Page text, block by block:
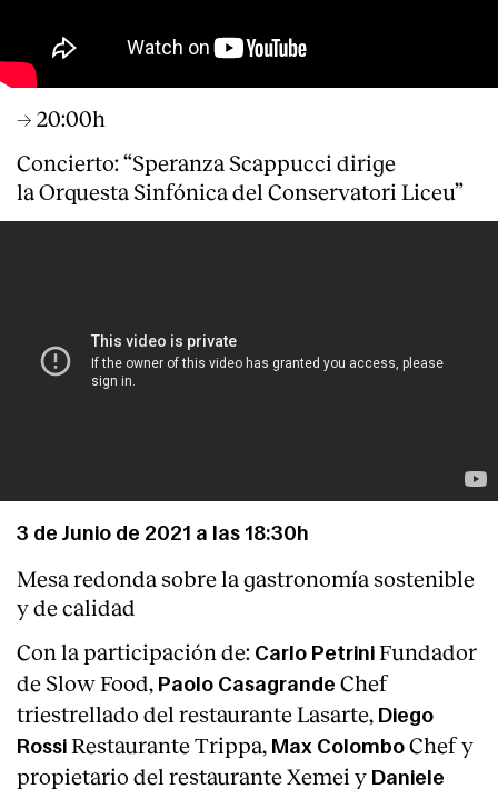
→ 20:00h
Concierto: “Speranza Scappucci dirige
la Orquesta Sinfónica del Conservatori Liceu”
3 de Junio de 2021 a las 18:30h
Mesa redonda sobre la gastronomía sostenible
y de calidad
Con la participación de: Carlo Petrini Fundador
de Slow Food, Paolo Casagrande Chef
triestrellado del restaurante Lasarte, Diego
Rossi Restaurante Trippa, Max Colombo Chef y
propietario del restaurante Xemei y Daniele